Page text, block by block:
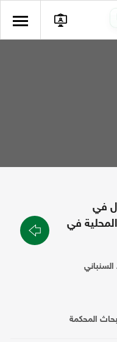
في
في
المحكمة